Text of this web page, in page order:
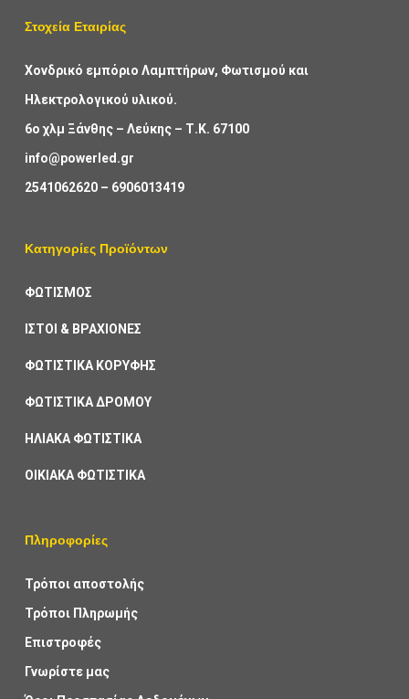
Στοχεία Εταιρίας
Χονδρικό εμπόριο Λαμπτήρων, Φωτισμού και
Ηλεκτρολογικού υλικού.
6ο χλμ Ξάνθης – Λεύκης – Τ.Κ. 67100
info@powerled.gr
2541062620– 6906013419
Κατηγορίες Προϊόντων
ΦΩΤΙΣΜΟΣ
ΙΣΤΟΙ & ΒΡΑΧΙΟΝΕΣ
ΦΩΤΙΣΤΙΚΑ ΚΟΡΥΦΗΣ
ΦΩΤΙΣΤΙΚΑ ΔΡΟΜΟΥ
ΗΛΙΑΚΑ ΦΩΤΙΣΤΙΚΑ
ΟΙΚΙΑΚΑ ΦΩΤΙΣΤΙΚΑ
Πληροφορίες
Τρόποι αποστολής
Τρόποι Πληρωμής
Επιστροφές
Γνωρίστε μας